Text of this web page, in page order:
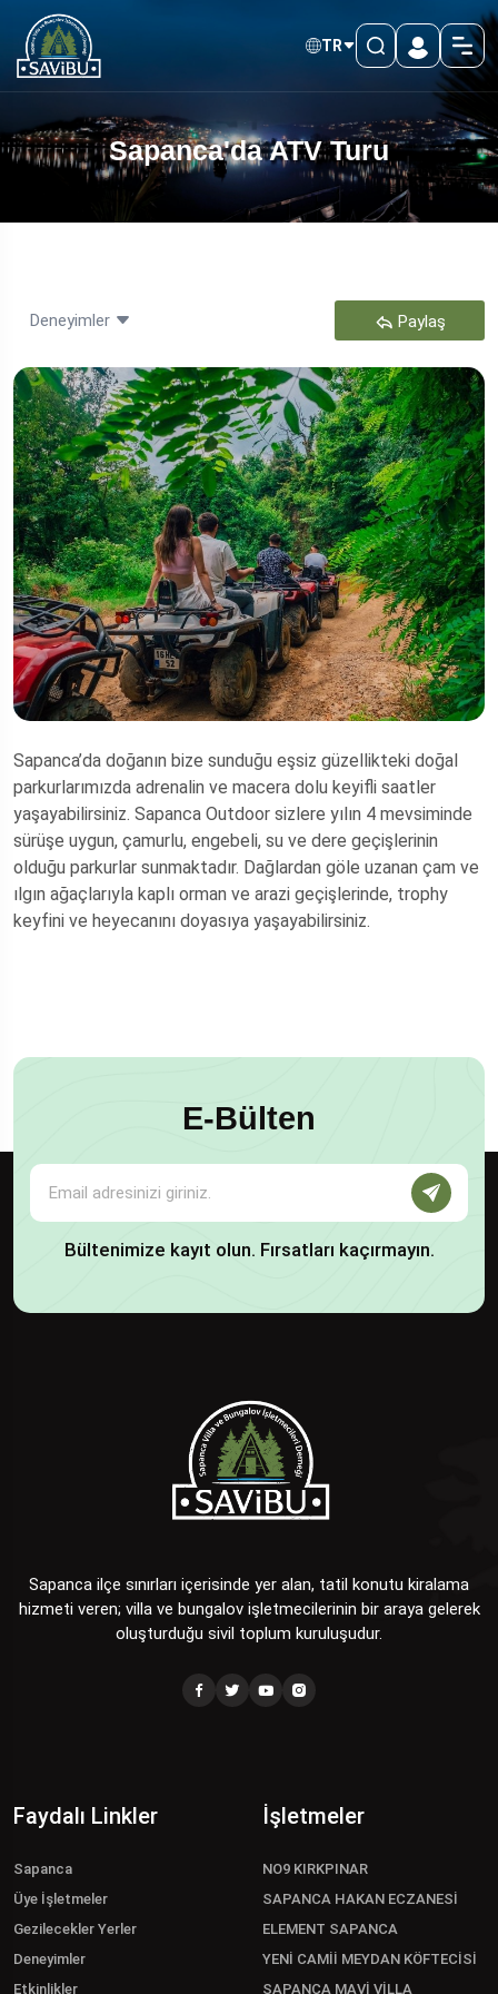
TR
Sapanca'da ATV Turu
Deneyimler
Sapanca’da Doğa Fotoğrafçılığı
Sapancada Paintball
Sapanca’da Jeep Safari
Sapanca'da Binicilik
Sapanca'da Teleferik
Kayak
Sapanca'da ATV Turu
Sapanca'da Trekking
Paylaş
Sapanca’da doğanın bize sunduğu eşsiz güzellikteki doğal
parkurlarımızda adrenalin ve macera dolu keyifli saatler
yaşayabilirsiniz. Sapanca Outdoor sizlere yılın 4 mevsiminde
sürüşe uygun, çamurlu, engebeli, su ve dere geçişlerinin
olduğu parkurlar sunmaktadır. Dağlardan göle uzanan çam ve
ılgın ağaçlarıyla kaplı orman ve arazi geçişlerinde, trophy
keyfini ve heyecanını doyasıya yaşayabilirsiniz.
E-Bülten
Bültenimize kayıt olun. Fırsatları kaçırmayın.
Sapanca ilçe sınırları içerisinde yer alan, tatil konutu kiralama
hizmeti veren; villa ve bungalov işletmecilerinin bir araya gelerek
oluşturduğu sivil toplum kuruluşudur.
Faydalı Linkler
Sapanca
Üye İşletmeler
Gezilecekler Yerler
Deneyimler
Etkinlikler
İşletmeler
NO9 KIRKPINAR
SAPANCA HAKAN ECZANESİ
ELEMENT SAPANCA
YENİ CAMİİ MEYDAN KÖFTECİSİ
SAPANCA MAVİ VİLLA